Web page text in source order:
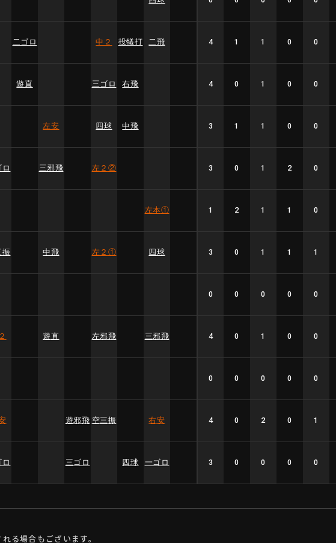
二ゴロ 中２ 投犠打 二飛 4 1 1 0 0
遊直 三ゴロ 右飛 4 0 1 0 0
左安 四球 中飛 3 1 1 0 0
ロ 三邪飛 左２ ② 3 0 1 2 0
左本① 1 2 1 1 0
振 中飛 左２ ① 四球 3 0 1 1 1
0 0 0 0 0
遊直 左邪飛 三邪飛 4 0 1 0 0
0 0 0 0 0
遊邪飛 空三振 右安 4 0 2 0 1
ロ 三ゴロ 四球 一ゴロ 3 0 0 0 0
る場合もございます。